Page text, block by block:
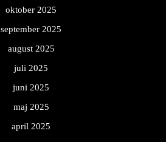
oktober 2025
september 2025
august 2025
juli 2025
juni 2025
maj 2025
april 2025